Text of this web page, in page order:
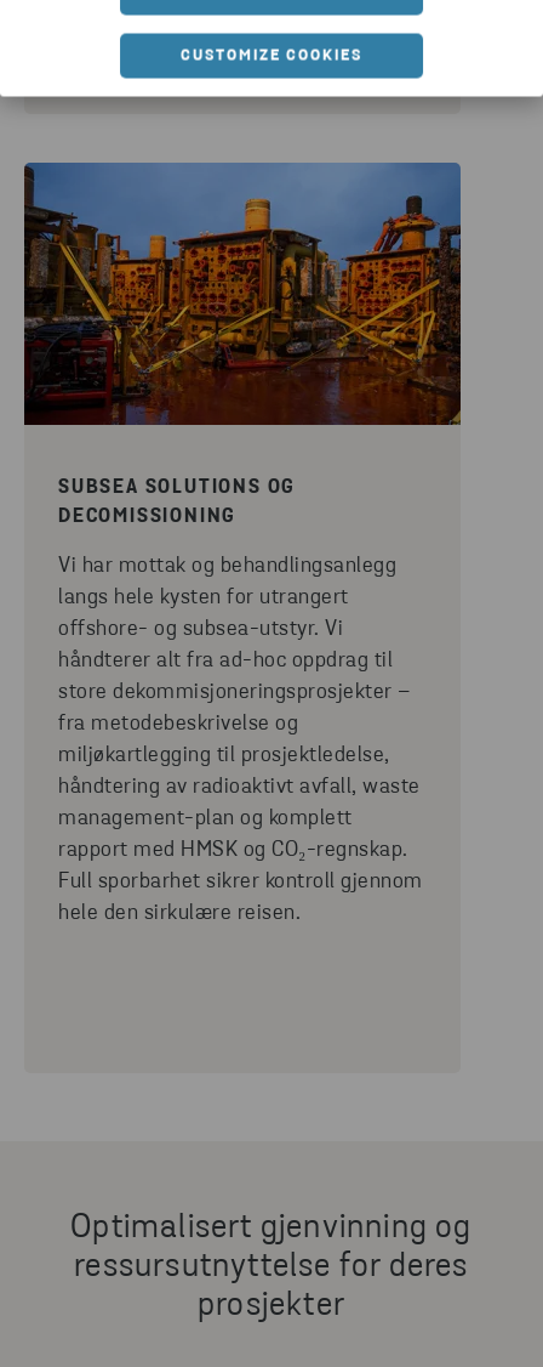
CUSTOMIZE COOKIES
SUBSEA SOLUTIONS OG
DECOMISSIONING
Vi har mottak og behandlingsanlegg
langs hele kysten for utrangert
offshore- og subsea-utstyr. Vi
håndterer alt fra ad-hoc oppdrag til
store dekommisjoneringsprosjekter –
fra metodebeskrivelse og
miljøkartlegging til prosjektledelse,
håndtering av radioaktivt avfall, waste
management-plan og komplett
rapport med HMSK og CO₂-regnskap.
Full sporbarhet sikrer kontroll gjennom
hele den sirkulære reisen.
Optimalisert gjenvinning og
ressursutnyttelse for deres
prosjekter